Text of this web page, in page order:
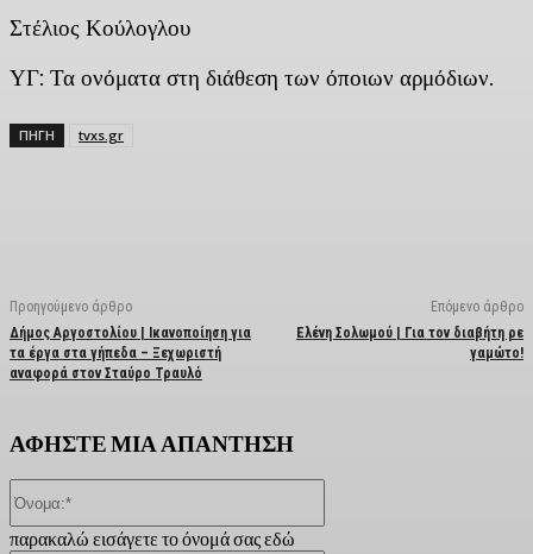
Στέλιος Κούλογλου
ΥΓ: Τα ονόματα στη διάθεση των όποιων αρμόδιων.
ΠΗΓΗ tvxs.gr
Προηγούμενο άρθρο
Δήμος Αργοστολίου | Ικανοποίηση για
τα έργα στα γήπεδα – Ξεχωριστή
αναφορά στον Σταύρο Τραυλό
Επόμενο άρθρο
Ελένη Σολωμού | Για τον διαβήτη ρε
γαμώτο!
ΑΦΗΣΤΕ ΜΙΑ ΑΠΑΝΤΗΣΗ
παρακαλώ εισάγετε το όνομά σας εδώ